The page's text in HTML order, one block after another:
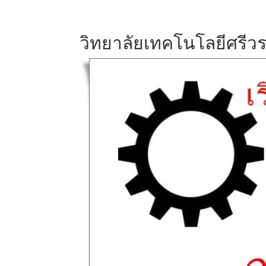
วิทยาลัยเทคโนโลยีศรีว